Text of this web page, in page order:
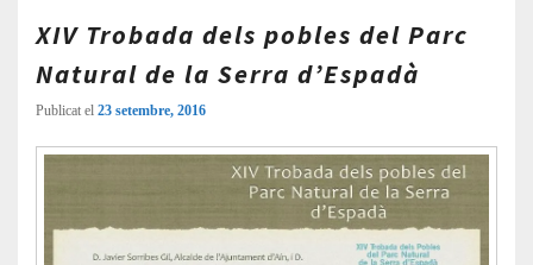
XIV Trobada dels pobles del Parc
Natural de la Serra d’Espadà
Publicat el 23 setembre, 2016